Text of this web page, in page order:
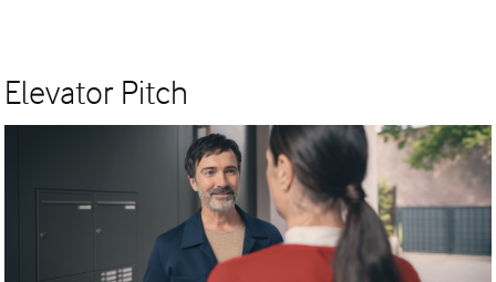
Elevator Pitch